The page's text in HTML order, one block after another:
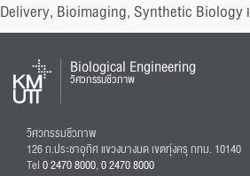
Delivery, Bioimaging, Synthetic Biology
Biological Engineering
วิศวกรรมชีวภาพ
วิศวกรรมชีวภาพ
126 ถ.ประชาอุทิศ แขวงบางมด เขตทุ่งครุ กทม. 10140
Tel0 2470 8000,0 2470 8000